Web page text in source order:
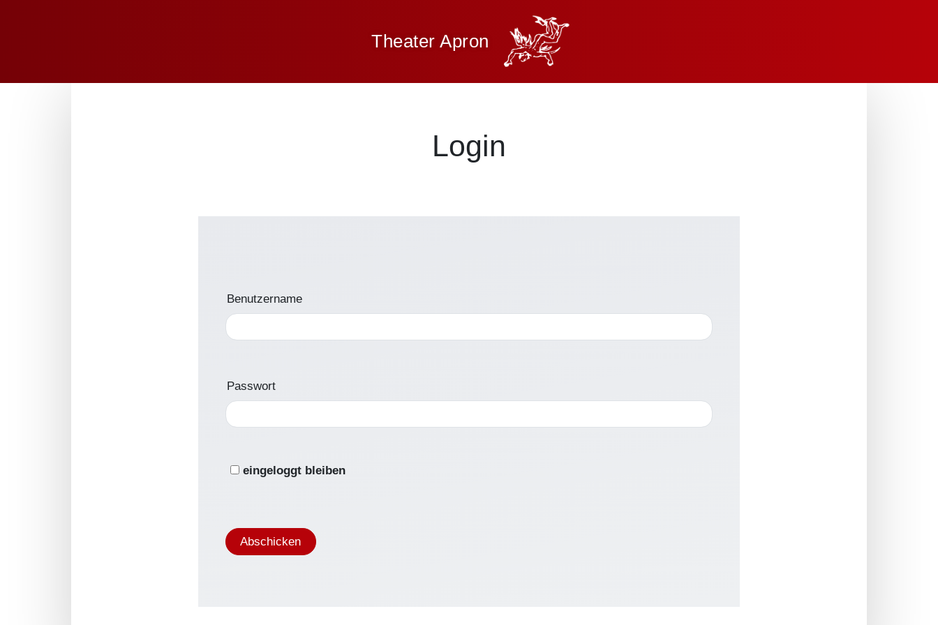
Theater Apron
Login
Benutzername
Passwort
eingeloggt bleiben
Abschicken